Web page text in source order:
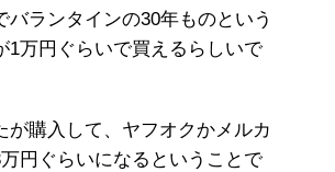
バランタインの30年ものという
1万円ぐらいで買えるらしいで
が購入して、ヤフオクかメルカ
円ぐらいになるということで